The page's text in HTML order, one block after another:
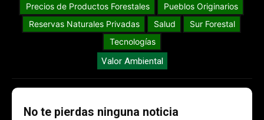
Precios de Productos Forestales
Pueblos Originarios
Reservas Naturales Privadas
Salud
Sur Forestal
Tecnologías
Valor Ambiental
No te pierdas ninguna noticia